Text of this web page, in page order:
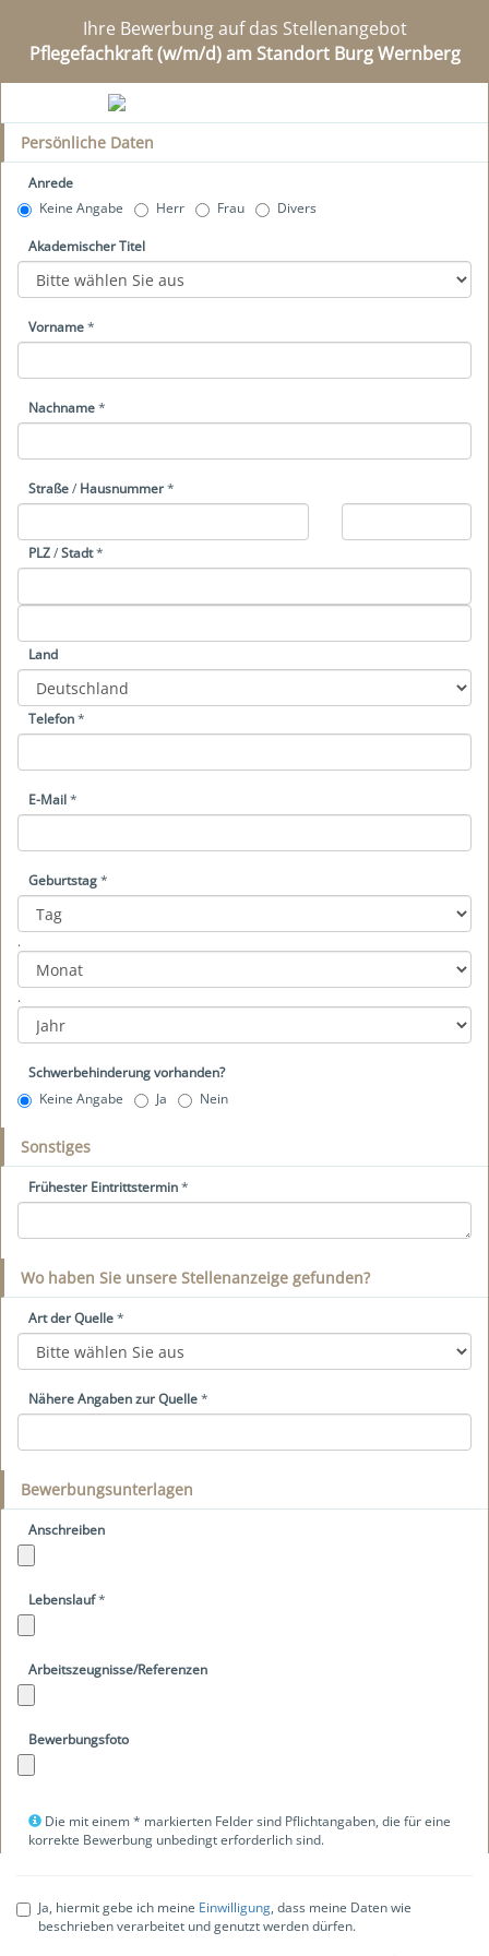
Ihre Bewerbung auf das Stellenangebot
Pflegefachkraft (w/m/d) am Standort Burg Wernberg
Persönliche Daten
Anrede
Keine Angabe
Herr Frau Divers
Akademischer Titel
Vorname*
Nachname*
Straße/ Hausnummer*
PLZ/Stadt*
Land
Telefon*
E-Mail*
Geburtstag*
Year
.
.
Schwerbehinderung vorhanden?
Keine Angabe
Ja Nein
Sonstiges
Frühester Eintrittstermin*
Wo haben Sie unsere Stellenanzeige gefunden?
Art der Quelle*
Nähere Angaben zur Quelle*
Bewerbungsunterlagen
Anschreiben
Lebenslauf*
Arbeitszeugnisse/Referenzen
Bewerbungsfoto
Die mit einem * markierten Felder sind Pflichtangaben, die für eine
korrekte Bewerbung unbedingt erforderlich sind.
Ja, hiermit gebe ich meine Einwilligung, dass meine Daten wie
beschrieben verarbeitet und genutzt werden dürfen.